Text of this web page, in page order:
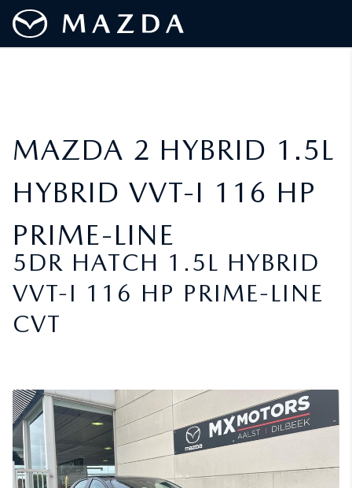
MAZDA 2 HYBRID 1.5L
HYBRID VVT-I 116 HP
PRIME-LINE
5DR HATCH 1.5L HYBRID
VVT-I 116 HP PRIME-LINE
CVT